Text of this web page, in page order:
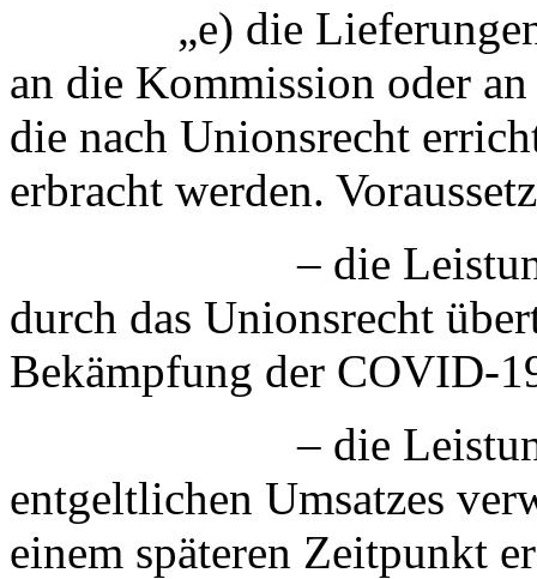
„e) die Lieferungen
an die Kommission oder
die nach Unionsrecht
erbracht werden.
– die Leistungen in
durch das Unionsrecht
Bekämpfung der
– die Leistungen
entgeltlichen Umsatzes
einem späteren Zeitpunkt